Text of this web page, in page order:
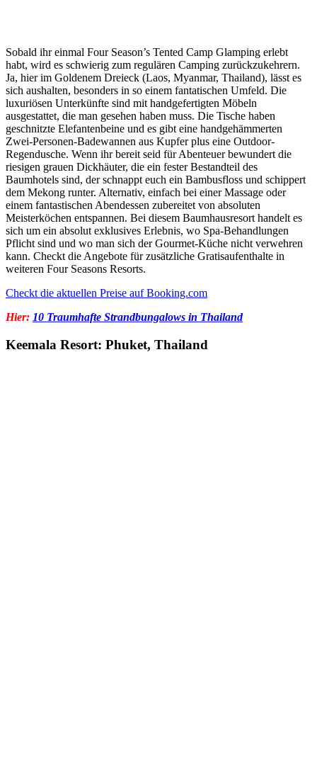
Sobald ihr einmal Four Season’s Tented Camp Glamping erlebt
habt, wird es schwierig zum regulären Camping zurückzukehrern.
Ja, hier im Goldenem Dreieck (Laos, Myanmar, Thailand), lässt es
sich aushalten, besonders in so einem fantatischen Umfeld. Die
luxuriösen Unterkünfte sind mit handgefertigten Möbeln
ausgestattet, die man gesehen haben muss. Die Tische haben
geschnitzte Elefantenbeine und es gibt eine handgehämmerten
Zwei-Personen-Badewannen aus Kupfer plus eine Outdoor-
Regendusche. Wenn ihr bereit seid für Abenteuer bewundert die
riesigen grauen Dickhäuter, die ein fester Bestandteil des
Baumhotels sind, der schnappt euch ein Bambusfloss und schippert
dem Mekong runter. Alternativ, einfach bei einer Massage oder
einem fantastischen Abendessen zubereitet von absoluten
Meisterköchen entspannen. Bei diesem Baumhausresort handelt es
sich um ein absolut exklusives Erlebnis, wo Spa-Behandlungen
Pflicht sind und wo man sich der Gourmet-Küche nicht verwehren
kann. Checkt die Angebote für zusätzliche Gratisaufenthalte in
weiteren Four Seasons Resorts.
Checkt die aktuellen Preise auf Booking.com
Hier: 10 Traumhafte Strandbungalows in Thailand
Keemala Resort: Phuket, Thailand